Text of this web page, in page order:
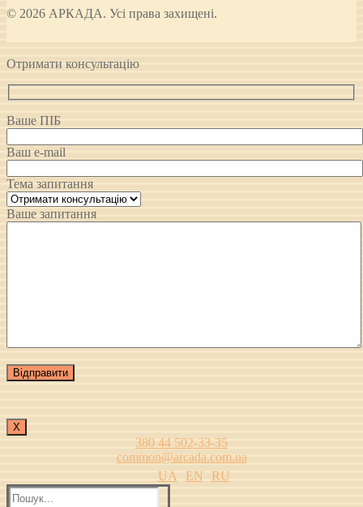
© 2026 АРКАДА. Усі права захищені.
Отримати консультацію
Ваше ПІБ
Ваш e-mail
Тема запитання
Ваше запитання
Х
380 44 502-33-35
common@arcada.com.ua
UA
EN
RU
Пошук: